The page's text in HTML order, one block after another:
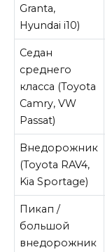
Granta,
Hyundai i10)
Седан
среднего
класса (Toyota
Camry, VW
Passat)
Внедорожник
(Toyota RAV4,
Kia Sportage)
Пикап /
большой
внедорожник